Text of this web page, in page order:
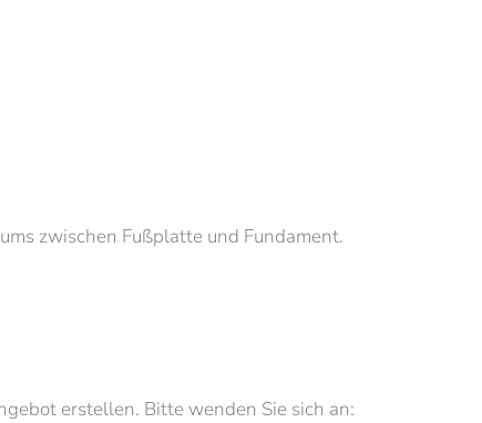
zwischen Fußplatte und Fundament.
erstellen. Bitte wenden Sie sich an: